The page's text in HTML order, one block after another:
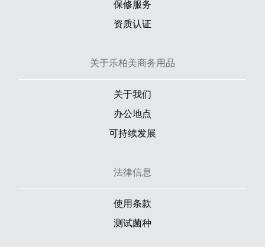
保修服务
资质认证
关于乐柏美商务用品
关于我们
办公地点
可持续发展
法律信息
使用条款
测试菌种